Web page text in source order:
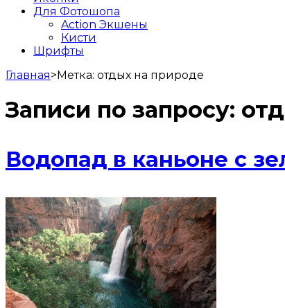
Для Фотошопа
Action Экшены
Кисти
Шрифты
Главная>Метка: отдых на природе
Записи по запросу:
Водопад в каньоне с